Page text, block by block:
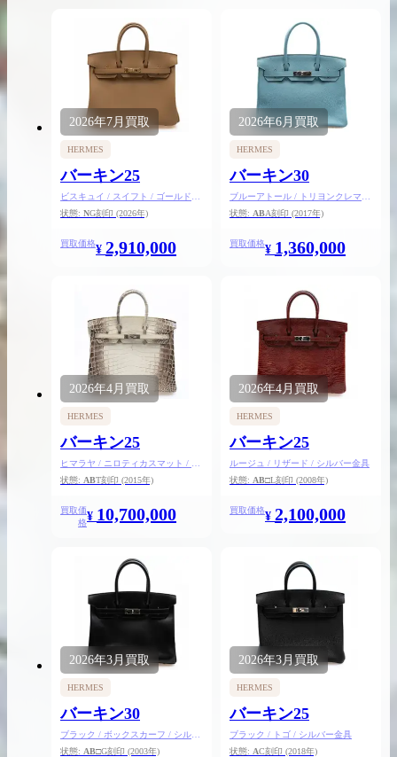
買取実績はこちらから
希少なリザード素材のバーキンの買取価格や
高く売るためのポイントを徹底解説
バーキン相場解説
2025.05.16
ケリーアドの買取
取相場や高く売れ
ケリー相場解
コラムをさらにみる
2026年7月買取
HERMES
バーキン25
ビスキュイ / スイフト / ゴールド金
具
状態: NG刻印 (2026年)
買取価格¥ 2,910,000
2026年6月 買取
HERMES
バーキン30
ブルーアトール / トリヨンクレマン
ス / シルバー金具
状態: ABA刻印 (2017年)
買取価格¥ 1,360,000
2026年4月 買取
HERMES
バーキン25
ヒマラヤ / ニロティカスマット / シ
ルバー金具
状態: ABT刻印 (2015年)
買取価
格¥ 10,700,000
2026年4月買取
HERMES
バーキン25
ルージュ / リザード / シルバー金具
状態: AB□L刻印 (2008年)
買取価格¥ 2,100,000
2026年3月買取
HERMES
バーキン30
ブラック / ボックスカーフ / シルバ
ー金具
状態: AB□G刻印 (2003年)
2026年3月買取
HERMES
バーキン25
ブラック / トゴ / シルバー金具
状態: AC刻印 (2018年)